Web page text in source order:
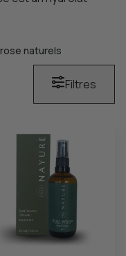
naturels
Filtres